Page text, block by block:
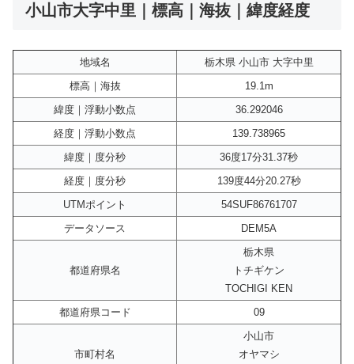
小山市大字中里｜標高｜海抜｜緯度経度
地域名
栃木県 小山市 大字中里
標高｜海抜
19.1m
緯度｜浮動小数点
36.292046
経度｜浮動小数点
139.738965
緯度｜度分秒
36度17分31.37秒
経度｜度分秒
139度44分20.27秒
UTMポイント
54SUF86761707
データソース
DEM5A
都道府県名
栃木県
トチギケン
TOCHIGI KEN
都道府県コード
09
市町村名
小山市
オヤマシ